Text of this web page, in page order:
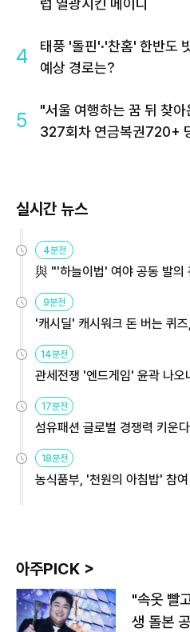
럽 열광시킨 메이디
4
태풍 '돌핀'·'찬홈' 한반도
예상 경로는?
5
"서울 여행하는 꿈 뒤 찾
327회차 연금복권720+
실시간 뉴스
4분전
與 "'하늘이법' 여야 공동 발의
9분전
'캐시딜' 캐시워크 돈 버는 퀴
14분전
관세전쟁 '엔드게임' 윤곽 나
17분전
섬유패션 글로벌 경쟁력 키운
18분전
농식품부, '천원의 아침밥' 참
아주PICK >
"속옷 빨
생 돌본